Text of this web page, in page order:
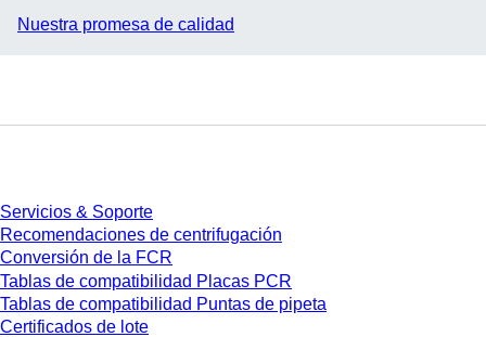
Nuestra promesa de calidad
Servicios & Soporte
Recomendaciones de centrifugación
Conversión de la FCR
Tablas de compatibilidad Placas PCR
Tablas de compatibilidad Puntas de pipeta
Certificados de lote